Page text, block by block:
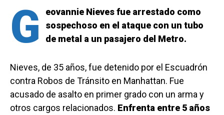
G
eovannie Nieves fue arrestado como
sospechoso en el ataque con un tubo
de metal a un pasajero del Metro.
Nieves, de 35 años, fue detenido por el Escuadrón
contra Robos de Tránsito en Manhattan. Fue
acusado de asalto en primer grado con un arma y
otros cargos relacionados. Enfrenta entre 5 años